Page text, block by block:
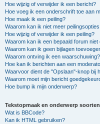
Hoe wijzig of verwijder ik een bericht?
Hoe voeg ik een onderschrift toe aan
Hoe maak ik een peiling?
Waarom kan ik niet meer
Hoe wijzig of verwijder ik een peiling?
Waarom kan ik een bepaald forum niet
Waarom kan ik geen bijlagen
Waarom ontving ik een waarschuwing?
Hoe kan ik berichten aan een
Waarvoor dient de "Opslaan"-knop bij
Waarom moet mijn bericht
Hoe bump ik mijn onderwerp?
Tekstopmaak en onderwerp soorten
Wat is BBCode?
Kan ik HTML gebruiken?